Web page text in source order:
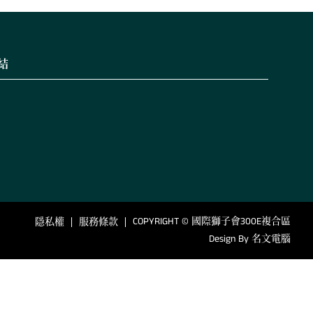
隱私權 服務條款
COPYRIGHT © 國際獅子會300E複合區
Design By 名文電腦